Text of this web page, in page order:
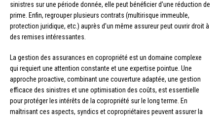
sinistres sur une période donnée, elle peut bénéficier d’une réduction de
prime. Enfin, regrouper plusieurs contrats (multirisque immeuble,
protection juridique, etc.) auprès d’un même assureur peut ouvrir droit à
des remises intéressantes.
La gestion des assurances en copropriété est un domaine complexe
qui requiert une attention constante et une expertise pointue. Une
approche proactive, combinant une couverture adaptée, une gestion
efficace des sinistres et une optimisation des coûts, est essentielle
pour protéger les intérêts de la copropriété sur le long terme. En
maîtrisant ces aspects, syndics et copropriétaires peuvent assurer la